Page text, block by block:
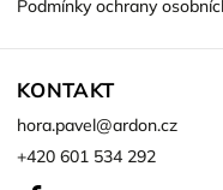
Podmínky ochrany
KONTAKT
hora.pavel@ardon.cz
+420 601 534 292